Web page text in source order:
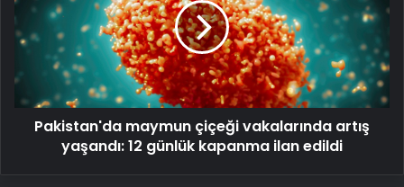
vakalarında
artış
yaşandı:
günlük
kapanma
Pakistan'da maymun çiçeği vakalarında artış
yaşandı: 12 günlük kapanma ilan edildi